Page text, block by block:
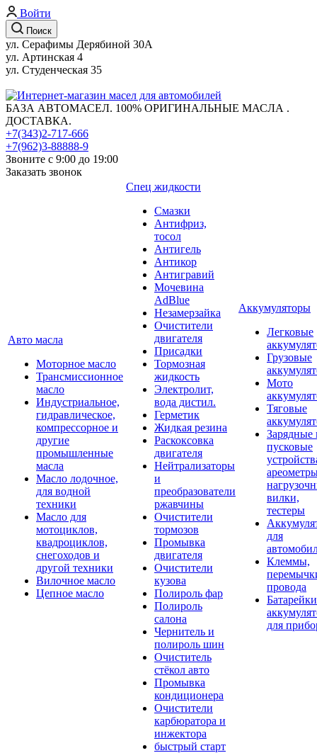
Войти
Поиск
ул. Серафимы Дерябиной 30А
ул. Артинская 4
ул. Студенческая 35
БАЗА АВТОМАСЕЛ. 100% ОРИГИНАЛЬНЫЕ МАСЛА .
ДОСТАВКА.
+7(343)2-717-666
+7(962)3-88888-9
Звоните с 9:00 до 19:00
Заказать звонок
Авто масла
Моторное масло
Трансмиссионное
масло
Индустриальное,
гидравлическое,
компрессорное и
другие
промышленные
масла
Масло лодочное,
для водной
техники
Масло для
мотоциклов,
квадроциклов,
снегоходов и
другой техники
Вилочное масло
Цепное масло
Спец жидкости
Смазки
Антифриз,
тосол
Антигель
Антикор
Антигравий
Мочевина
AdBlue
Незамерзайка
Очистители
двигателя
Присадки
Тормозная
жидкость
Электролит,
вода дистил.
Герметик
Жидкая резина
Раскоксовка
двигателя
Нейтрализаторы
и
преобразователи
ржавчины
Очистители
тормозов
Промывка
двигателя
Очистители
кузова
Полироль фар
Полироль
салона
Чернитель и
полироль шин
Очиститель
стёкол авто
Промывка
кондиционера
Очистители
карбюратора и
инжектора
быстрый старт
Аккумуляторы
Легковые
Грузовые
Мото
Тяговые
Зарядные
пусковые
вилки,
тестеры
для
Клеммы,
провода
для